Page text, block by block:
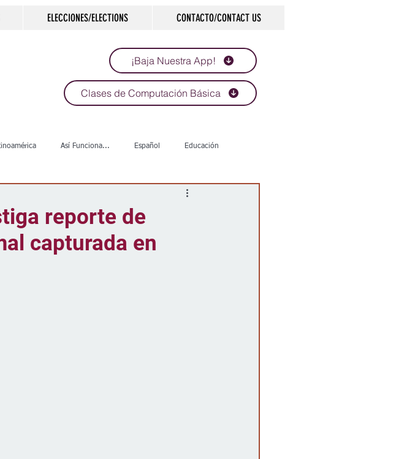
ELECCIONES/ELECTIONS CONTACTO/CONTACT US
¡Baja Nuestra App!
Clases de Computación Básica
Así Funciona... Español Educación
Carreteras Comunidad Historias que inspiran
reporte de
capturada en